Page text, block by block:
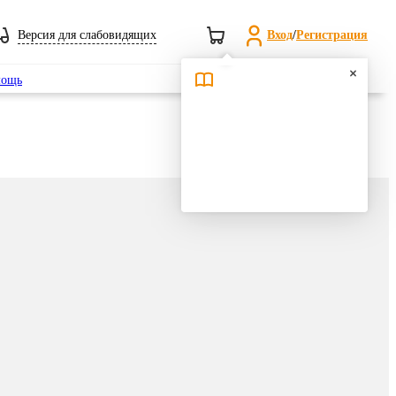
Версия для слабовидящих Вход/Регистрация
Поиск